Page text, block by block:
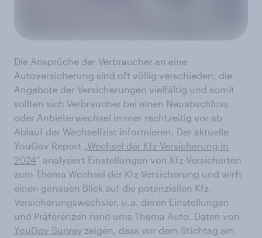
Die Ansprüche der Verbraucher an eine
Autoversicherung sind oft völlig verschieden, die
Angebote der Versicherungen vielfältig und somit
sollten sich Verbraucher bei einen Neuabschluss
oder Anbieterwechsel immer rechtzeitig vor ab
Ablauf der Wechselfrist informieren. Der aktuelle
YouGov Report „Wechsel der Kfz-Versicherung in
2024“ analysiert Einstellungen von Kfz-Versicherten
zum Thema Wechsel der Kfz-Versicherung und wirft
einen genauen Blick auf die potenziellen Kfz-
Versicherungswechsler, u.a. deren Einstellungen
und Präferenzen rund ums Thema Auto. Daten von
YouGov Survey zeigen, dass vor dem Stichtag am